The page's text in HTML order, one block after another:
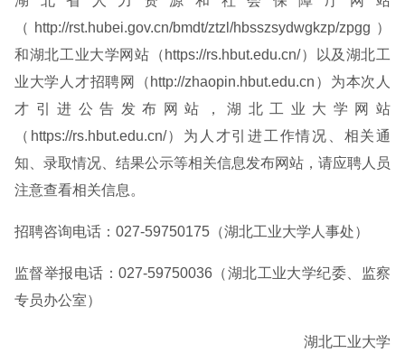
（http://rst.hubei.gov.cn/bmdt/ztzl/hbsszsydwgkzp/zpgg）
和湖北工业大学网站（https://rs.hbut.edu.cn/）以及湖北工
业大学人才招聘网（http://zhaopin.hbut.edu.cn）为本次人
才引进公告发布网站，湖北工业大学网站
（https://rs.hbut.edu.cn/）为人才引进工作情况、相关通
知、录取情况、结果公示等相关信息发布网站，请应聘人员
注意查看相关信息。
招聘咨询电话：027-59750175（湖北工业大学人事处）
监督举报电话：027-59750036（湖北工业大学纪委、监察
专员办公室）
湖北工业大学